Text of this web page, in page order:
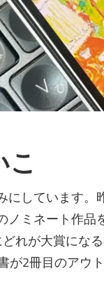
こ
しています
ノミネート作
れが大賞にな
2冊目のアウ